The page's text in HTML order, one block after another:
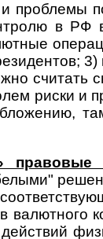
проблемы
в РФ
счи­тать
риски и
правовые
валютного